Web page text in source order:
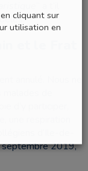
et le Frat
annulé. Nous ne
de
d’y participer,
une respiration
d’Ile-de-
septembre 2019,
cliquant sur
utilisation en